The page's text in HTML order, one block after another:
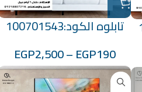
تابلوه الكود:100701543
EGP190
–
EGP2,500